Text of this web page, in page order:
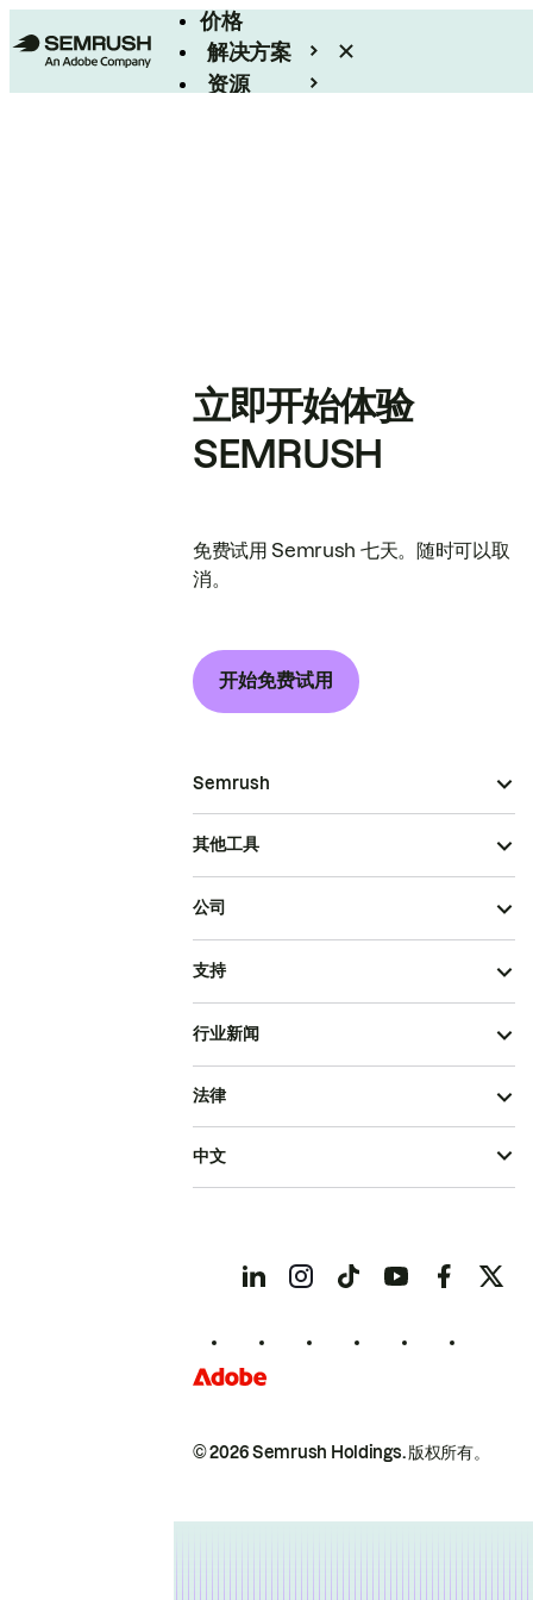
价格
解决方案
资源
立即开始体验
SEMRUSH
免费试用 Semrush 七天。随时可以取
消。
开始免费试用
Semrush
其他工具
公司
支持
行业新闻
© 2026 Semrush Holdings.版权所有。
法律
中文